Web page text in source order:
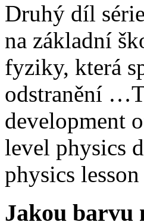
Druhý díl
na základní
fyziky, která
odstranění …
development
level physics
physics
Jakou barvu